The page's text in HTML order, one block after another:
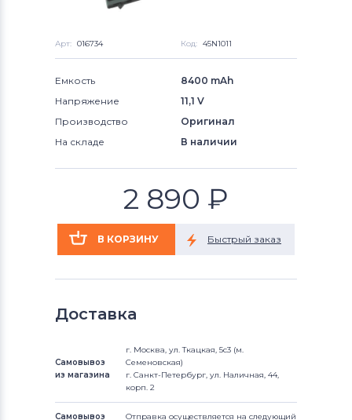
Арт: 016734 Код: 45N1011
Емкость
8400 mAh
Напряжение
11,1 V
Производство
Оригинал
На складе
В наличии
2 890 ₽
Доставка
Самовывоз
из магазина
г. Москва, ул. Ткацкая, 5с3 (м.
Семеновская)
г. Санкт-Петербург, ул. Наличная, 44,
корп. 2
Самовывоз
Отправка осуществляется на следующий